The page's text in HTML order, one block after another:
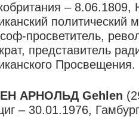
– 8.06.1809,
политический
просветитель,
представитель
Просвещения.
АРНОЛЬД Gehlen
– 30.01.1976,